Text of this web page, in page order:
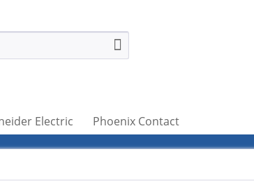
Electric Phoenix Contact